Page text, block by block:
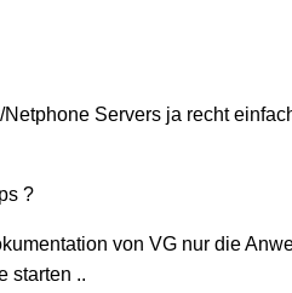
Servers ja recht
?
von VG nur die
starten ..